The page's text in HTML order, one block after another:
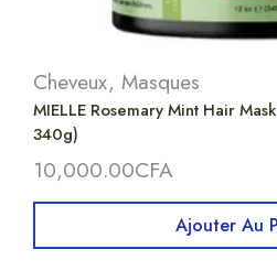
Cheveux, Masques
MIELLE Rosemary Mint Hair
340g)
10,000.00CFA
Ajouter Au